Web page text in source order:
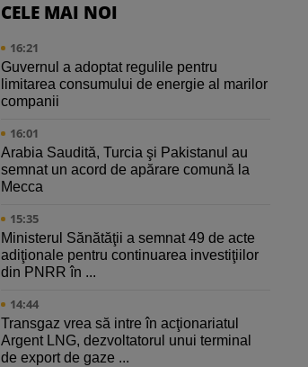
CELE MAI NOI
16:21
Guvernul a adoptat regulile pentru
limitarea consumului de energie al marilor
companii
16:01
Arabia Saudită, Turcia şi Pakistanul au
semnat un acord de apărare comună la
Mecca
15:35
Ministerul Sănătăţii a semnat 49 de acte
adiţionale pentru continuarea investiţiilor
din PNRR în ...
14:44
Transgaz vrea să intre în acţionariatul
Argent LNG, dezvoltatorul unui terminal
de export de gaze ...